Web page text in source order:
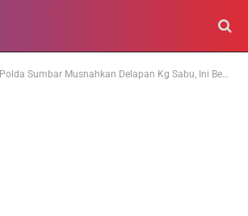
Polda Sumbar Musnahkan Delapan Kg Sabu, Ini Bentuk Komitmen Berantas Narkoba di Sumbar